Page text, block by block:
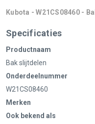
Kubota - W21CS08460 -
Specificaties
Productnaam
Bak slijtdelen
Onderdeelnummer
W21CS08460
Merken
Ook bekend als